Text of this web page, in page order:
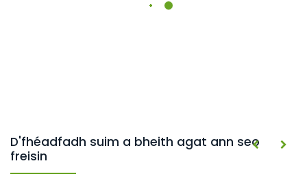
D'fhéadfadh suim a bheith agat ann seo
freisin